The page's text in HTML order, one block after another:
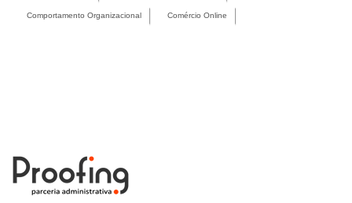
Comportamento Organizacional Comércio Online